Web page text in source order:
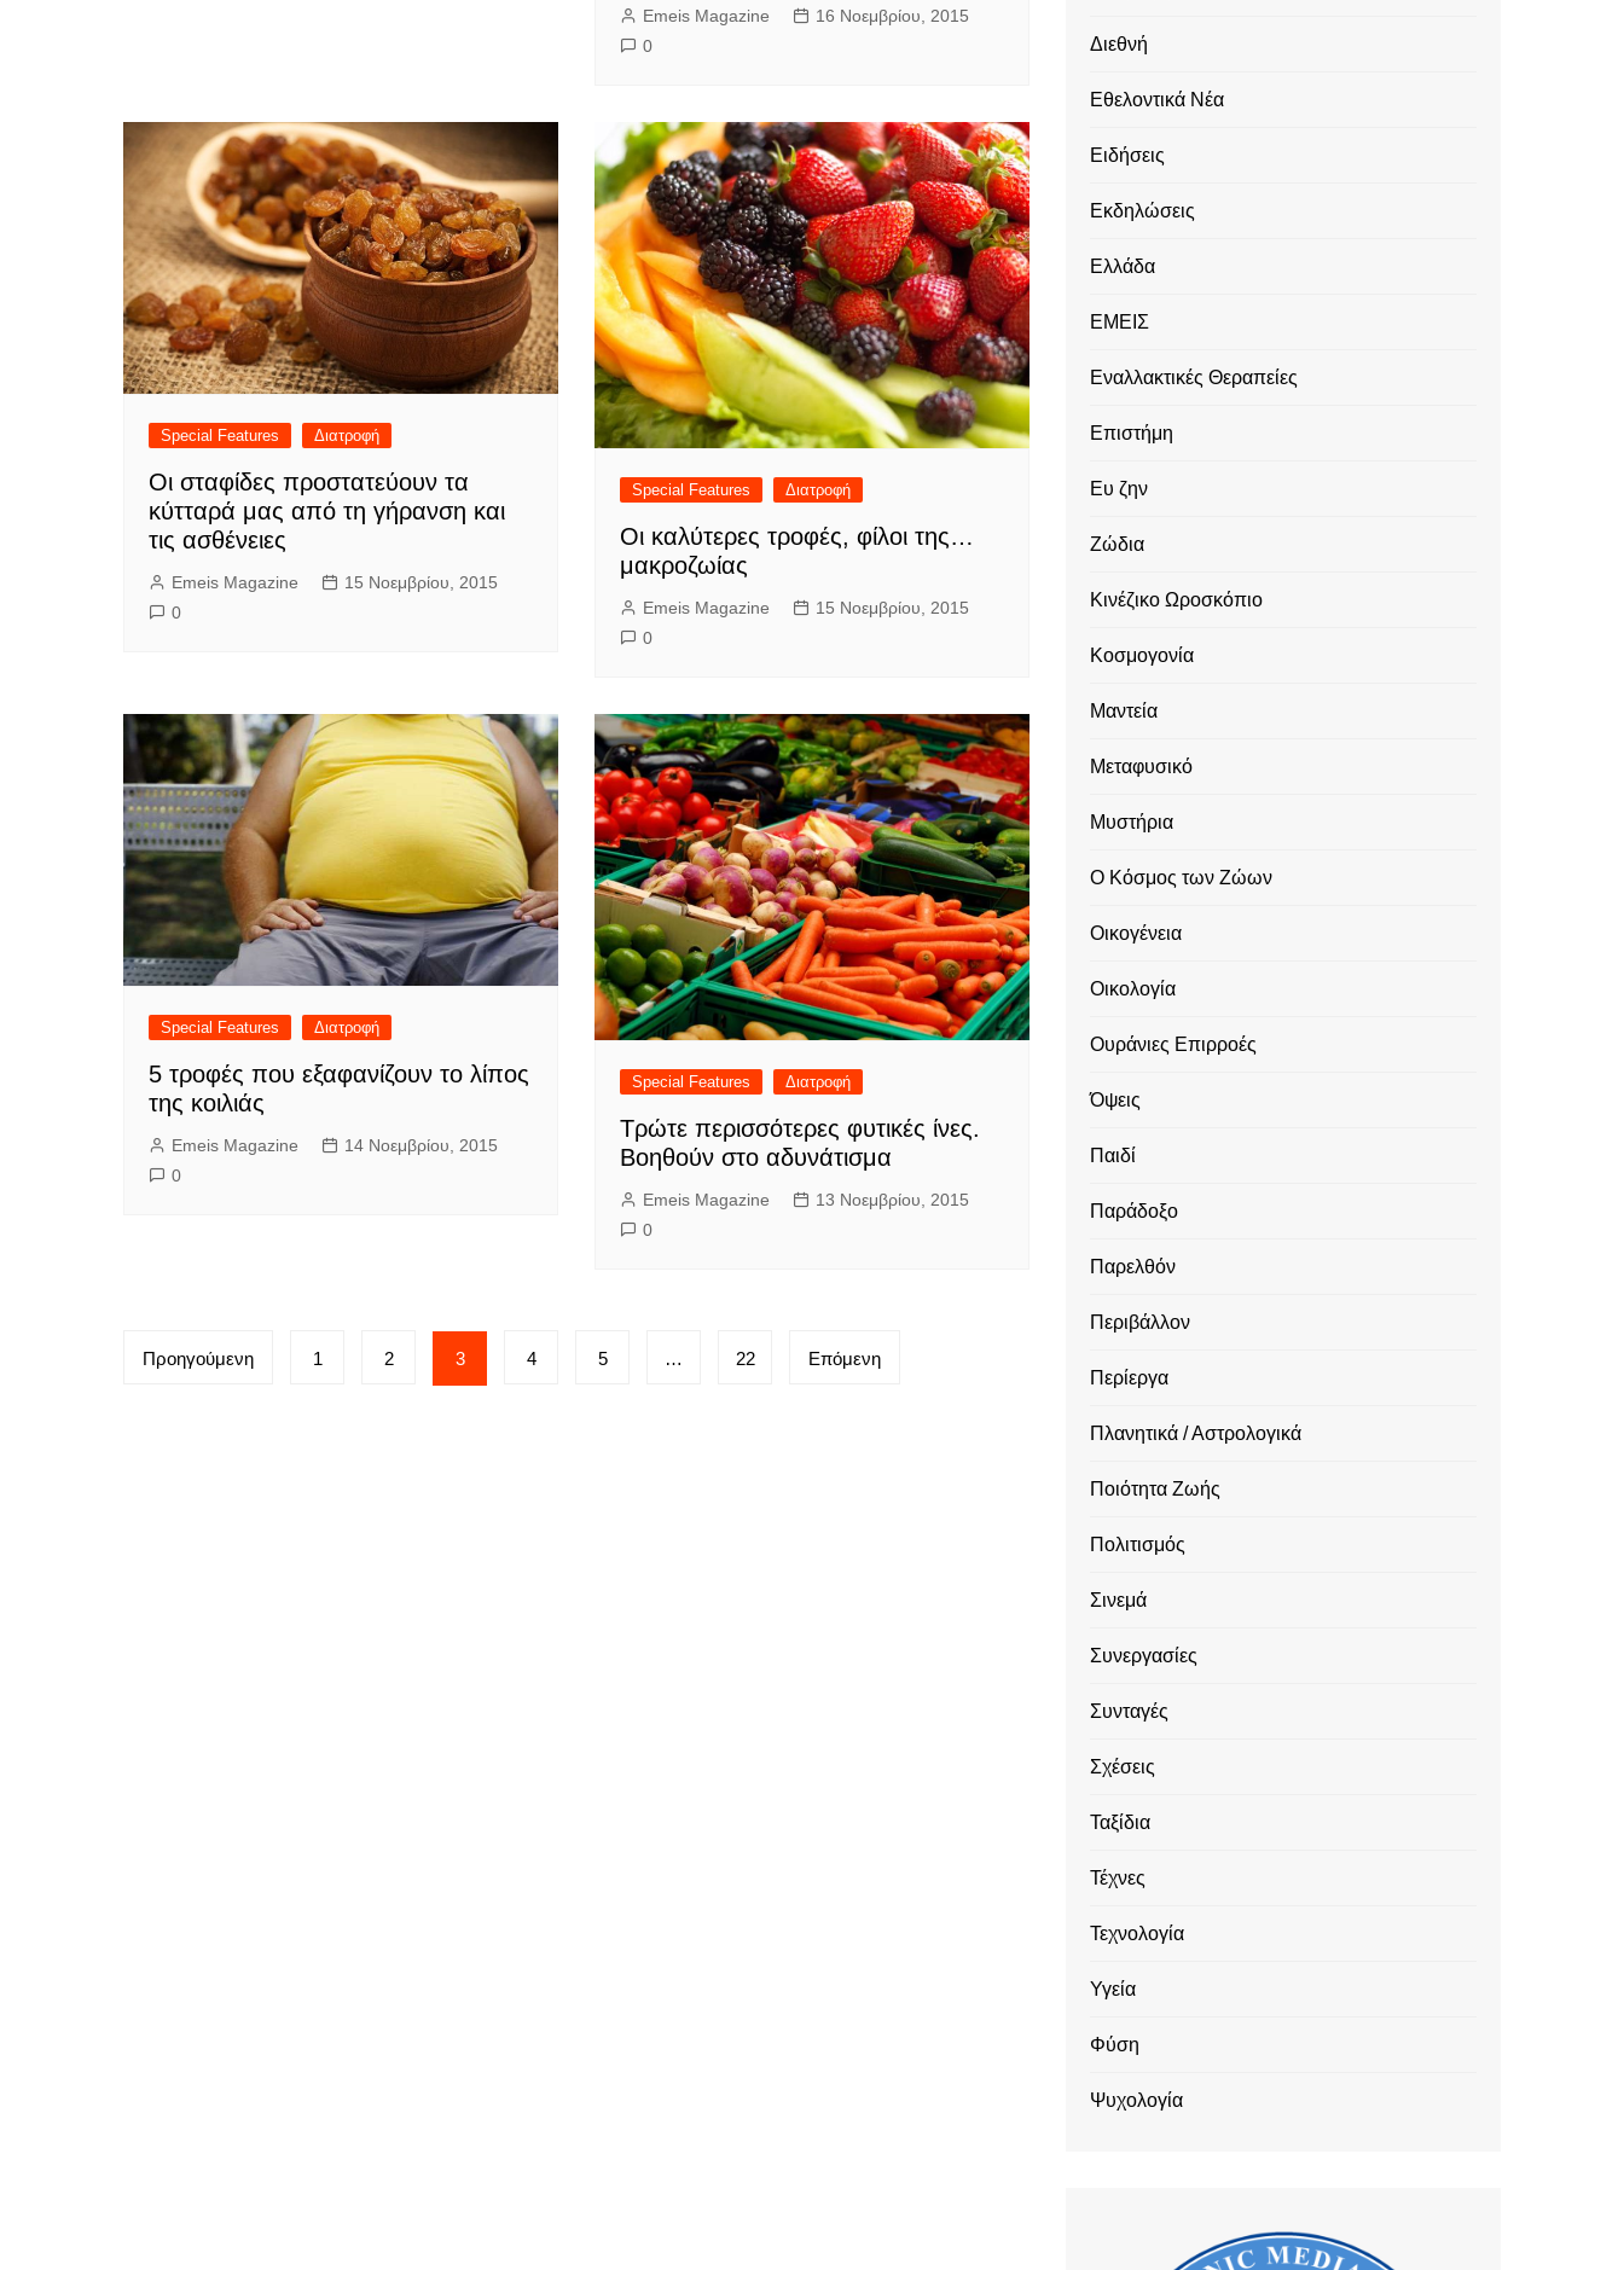
Emeis Magazine
16 Νοεμβρίου, 2015
0
Special Features Διατροφή
Οι σταφίδες προστατεύουν τα
κύτταρά μας από τη γήρανση και
τις ασθένειες
Emeis Magazine
15 Νοεμβρίου, 2015
0
Special Features Διατροφή
Οι καλύτερες τροφές, φίλοι της…
μακροζωίας
Emeis Magazine
15 Νοεμβρίου, 2015
0
Special Features Διατροφή
5 τροφές που εξαφανίζουν το λίπος
της κοιλιάς
Emeis Magazine
14 Νοεμβρίου, 2015
0
Special Features Διατροφή
Τρώτε περισσότερες φυτικές ίνες.
Βοηθούν στο αδυνάτισμα
Emeis Magazine
13 Νοεμβρίου, 2015
0
Σελιδοποίηση
Προηγούμενη 1 2 3 4 5 … 22 Επόμενη
Διεθνή
Εθελοντικά Νέα
Ειδήσεις
Εκδηλώσεις
Ελλάδα
ΕΜΕΙΣ
Εναλλακτικές Θεραπείες
Επιστήμη
Ευ ζην
Ζώδια
Κινέζικο Ωροσκόπιο
Κοσμογονία
Μαντεία
Μεταφυσικό
Μυστήρια
Ο Κόσμος των Ζώων
Οικογένεια
Οικολογία
Ουράνιες Επιρροές
Όψεις
Παιδί
Παράδοξο
Παρελθόν
Περιβάλλον
Περίεργα
Πλανητικά / Αστρολογικά
Ποιότητα Ζωής
Πολιτισμός
Σινεμά
Συνεργασίες
Συνταγές
Σχέσεις
Ταξίδια
Τέχνες
Τεχνολογία
Υγεία
Φύση
Ψυχολογία